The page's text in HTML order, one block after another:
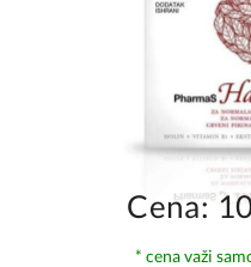
Cena:
* cena važi